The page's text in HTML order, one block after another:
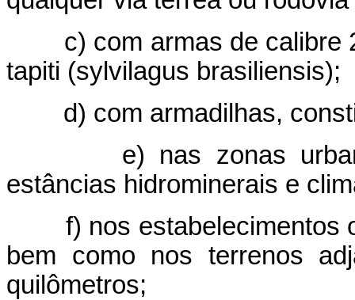
c) com armas de calibre
tapiti (sylvilagus brasiliensis);
d) com armadilhas,
e) nas zonas
estâncias hidrominerais e
f) nos estabelecimentos
bem como nos terrenos
quilômetros;